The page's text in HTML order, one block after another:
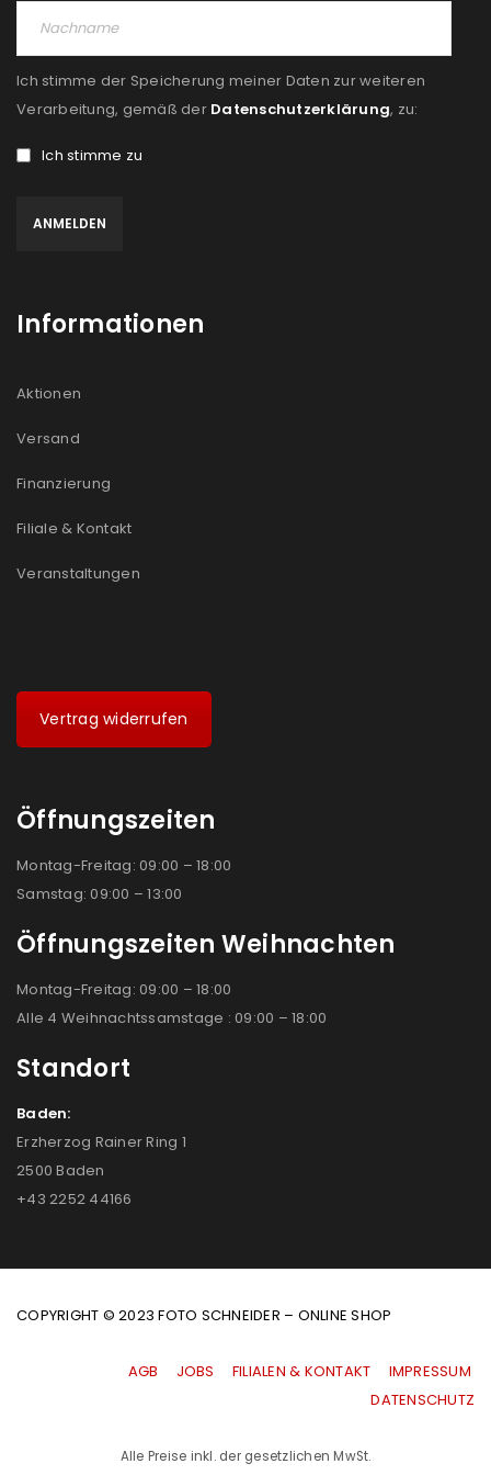
Ich stimme der Speicherung meiner Daten zur weiteren
Verarbeitung, gemäß der Datenschutzerklärung, zu:
Ich stimme zu
Informationen
Aktionen
Versand
Finanzierung
Filiale & Kontakt
Veranstaltungen
Vertrag widerrufen
Öffnungszeiten
Montag-Freitag: 09:00 – 18:00
Samstag: 09:00 – 13:00
Öffnungszeiten Weihnachten
Montag-Freitag: 09:00 – 18:00
Alle 4 Weihnachtssamstage : 09:00 – 18:00
Standort
Baden:
Erzherzog Rainer Ring 1
2500 Baden
+43 2252 44166
COPYRIGHT © 2023 FOTO SCHNEIDER – ONLINE SHOP
AGB JOBS FILIALEN & KONTAKT
IMPRESSUM
|DATENSCHUTZ
Alle Preise inkl. der gesetzlichen MwSt.